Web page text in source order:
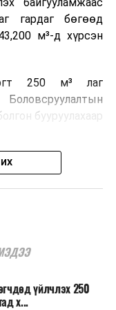
байгууламжаас
гардаг бөгөөд
м³-д хүрсэн
250 м³ лаг
бууруулахаар
үндэслэлийг
Хурлын
баталсан “Төр,
хэрэгжүүлэх
үйлчлэх 250
х...